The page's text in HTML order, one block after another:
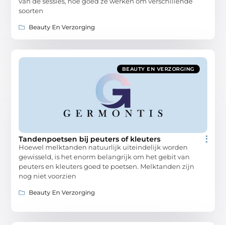
soorten
Beauty En Verzorging
BEAUTY EN VERZORGING
Tandenpoetsen bij peuters of kleuters
Hoewel melktanden natuurlijk uiteindelijk worden
gewisseld, is het enorm belangrijk om het gebit van
peuters en kleuters goed te poetsen. Melktanden zijn
nog niet voorzien
Beauty En Verzorging